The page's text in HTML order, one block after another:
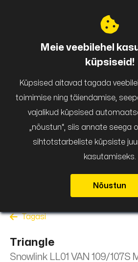
Tagasi
Triangle
Snowlink LL01 VAN 109/107S
Meie veebilehel
küpsiseid!
Küpsised aitavad tagada
toimimise ning täiendamise,
vajalikud küpsised
„nõustun“, siis annate seega
sihtotstarbeliste küpsiste
kasutamiseks.
Nõustun